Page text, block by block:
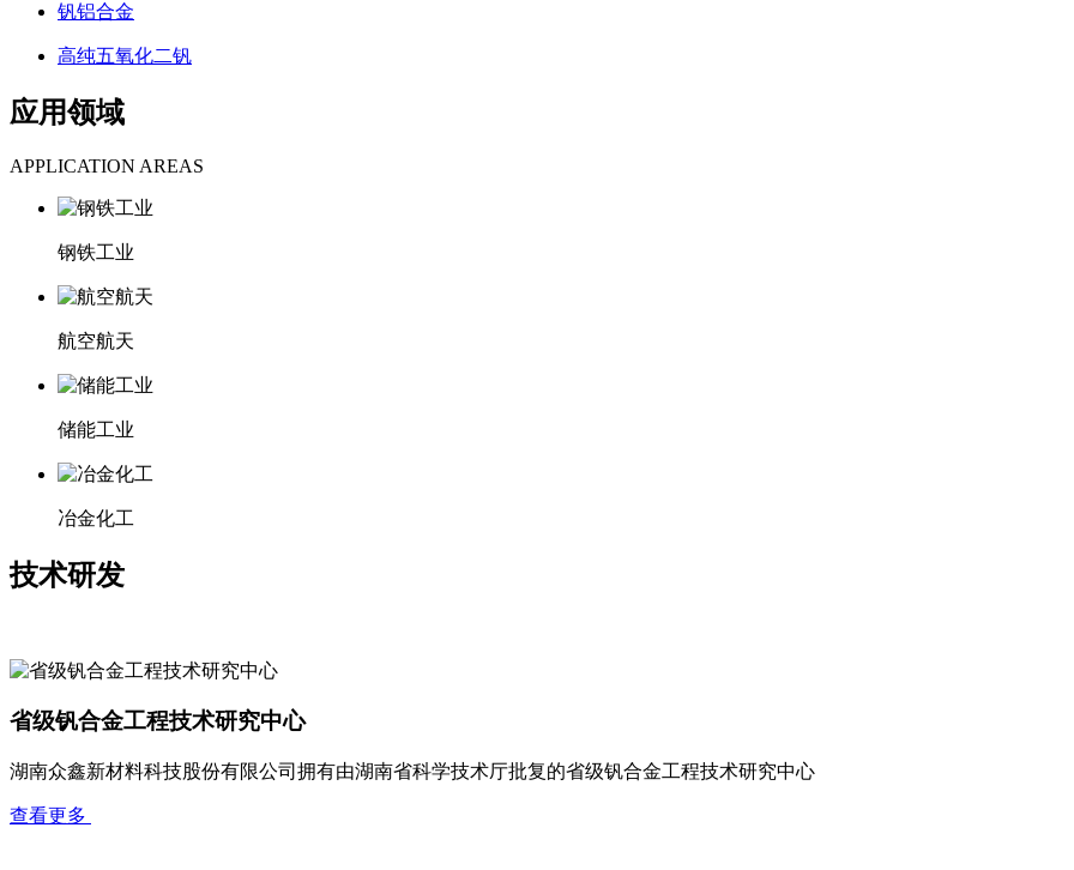
钒铝合金
高纯五氧化二钒
应用领域
APPLICATION AREAS
钢铁工业
航空航天
储能工业
冶金化工
技术研发
省级钒合金工程技术研究中心
湖南众鑫新材料科技股份有限公司拥有由湖南省科学技术厅批复的省级钒合金工程技术研究中心
查看更多